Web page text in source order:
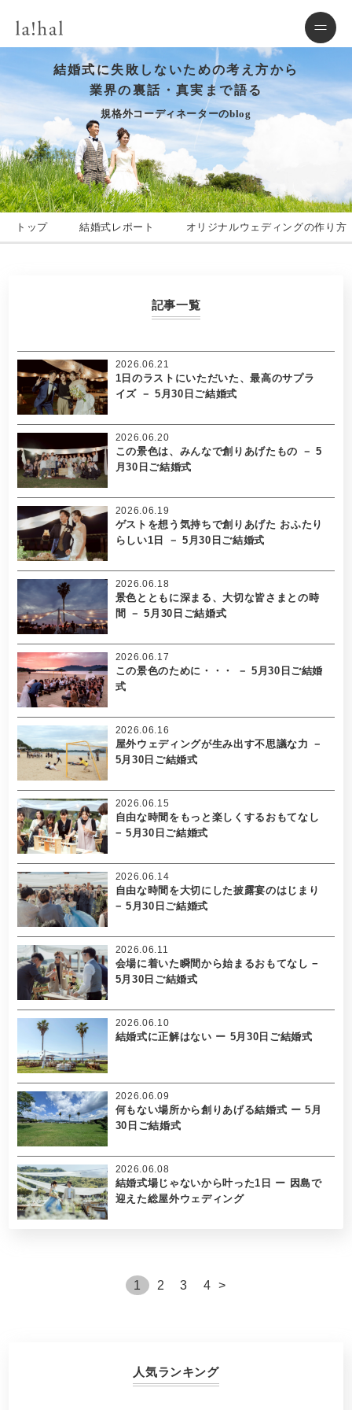
結婚式に失敗しないための考え方から
業界の裏話・真実まで語る
規格外コーディネーターのblog
トップ 結婚式レポート オリジナルウェディングの作り方
記事一覧
1日のラストにいただいた、最高のサプラ
イズ － 5月30日ご結婚式
2026.06.21
この景色は、みんなで創りあげたもの － 5
月30日ご結婚式
2026.06.20
ゲストを想う気持ちで創りあげた おふたり
らしい1日 － 5月30日ご結婚式
2026.06.19
景色とともに深まる、大切な皆さまとの時
間 － 5月30日ご結婚式
2026.06.18
この景色のために・・・ － 5月30日ご結婚
式
2026.06.17
屋外ウェディングが生み出す不思議な力 －
5月30日ご結婚式
2026.06.16
自由な時間をもっと楽しくするおもてなし
− 5月30日ご結婚式
2026.06.15
自由な時間を大切にした披露宴のはじまり
− 5月30日ご結婚式
2026.06.14
会場に着いた瞬間から始まるおもてなし −
5月30日ご結婚式
2026.06.11
結婚式に正解はない ー 5月30日ご結婚式
2026.06.10
何もない場所から創りあげる結婚式 ー 5月
30日ご結婚式
2026.06.09
結婚式場じゃないから叶った1日 ー 因島で
迎えた総屋外ウェディング
2026.06.08
1 2 3 4 >
人気ランキング